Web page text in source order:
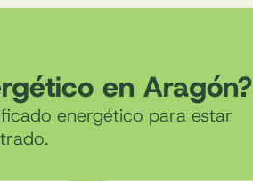
en Aragón?
energético para estar